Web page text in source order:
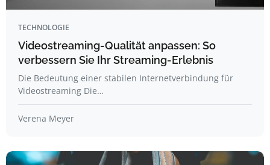
TECHNOLOGIE
Videostreaming-Qualität anpassen: So
verbessern Sie Ihr Streaming-Erlebnis
Die Bedeutung einer stabilen Internetverbindung für
Videostreaming Die…
Verena Meyer